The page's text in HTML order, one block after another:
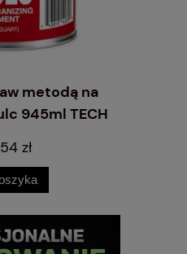
metodą na
945ml TECH
zł